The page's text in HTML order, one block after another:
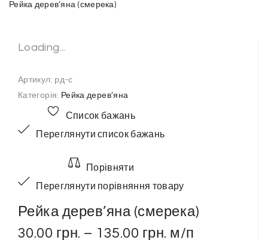
Рейка дерев’яна (смерека)
Loading...
Артикул: рд-с
Категорія: Рейка дерев’яна
Список бажань
Переглянути список бажань
Порівняти
Переглянути порівняння товару
Рейка дерев’яна (смерека)
30.00 грн. – 135.00 грн. м/п